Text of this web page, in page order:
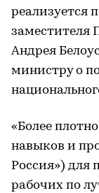
реализуется
заместителя
Андрея
министру о
«Более
навыков и
Россия»)
рабочих по